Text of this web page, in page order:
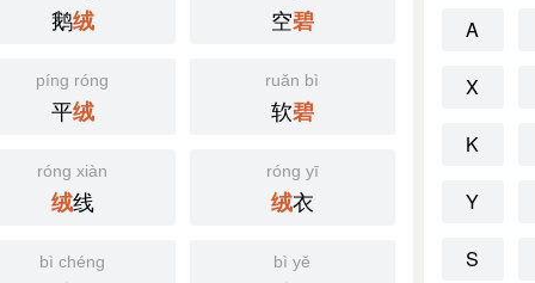
鹅绒 空碧
píng róng
平绒
ruǎn bì
软碧
róng xiàn
绒线
róng yī
绒衣
bì chéng bì yě
A
X
K
Y
S